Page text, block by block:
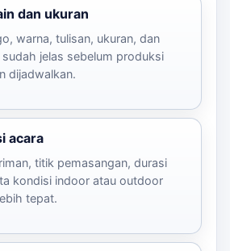
dan ukuran
warna, tulisan, ukuran, dan
jelas sebelum produksi
dijadwalkan.
acara
titik pemasangan, durasi
kondisi indoor atau outdoor
tepat.